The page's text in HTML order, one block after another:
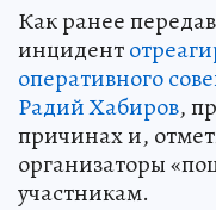
Как ранее
инцидент
оперативного
Радий Хабиров,
причинах и,
организаторы
участникам.